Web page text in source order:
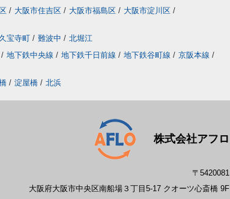
/ 大阪市住吉区 / 大阪市福島区 / 大阪市淀川区 /
宝寺町 / 難波中 / 北堀江
/ 地下鉄中央線 / 地下鉄千日前線 / 地下鉄谷町線 / 京阪本線 /
/ 淀屋橋 / 北浜
株式会社アフロ
〒5420081
大阪府大阪市中央区南船場３丁目5-17 クオーツ心斎橋 9F